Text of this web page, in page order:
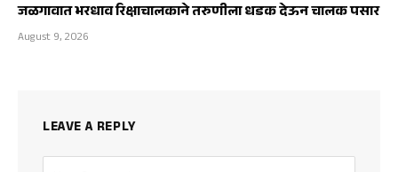
जळगावात भरधाव रिक्षाचालकाने तरुणीला धडक देऊन चालक पसार
August 9, 2026
LEAVE A REPLY